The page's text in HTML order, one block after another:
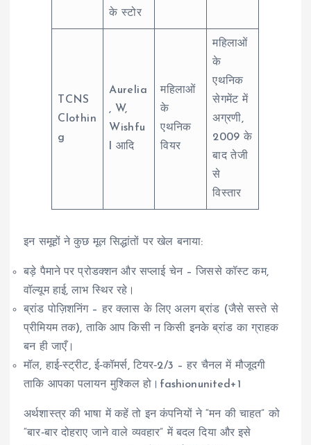
के स्टोर
TCNS
Clothin
g
Aurelia
, W,
Wishfu
l आदि
महिलाओं
के
एथनिक
वियर
महिलाओं
के
एथनिक
सेगमेंट में
अग्रणी,
2009 के
बाद तेजी
से
विस्तार
इन समूहों ने कुछ मूल सिद्धांतों पर खेल बनाया:
बड़े पैमाने पर प्रोडक्शन और सप्लाई चेन – जिससे कॉस्ट कम,
वॉल्यूम हाई, लाभ स्थिर रहे।
ब्रांड पोज़िशनिंग – हर क्लास के लिए अलग ब्रांड (जैसे सस्ते से
प्रीमियम तक), ताकि आप किसी न किसी इनके ब्रांड का ग्राहक
बन ही जाएँ।
मॉल, हाई‑स्ट्रीट, ई‑कॉमर्स, टियर‑2/3 – हर चैनल में मौजूदगी
ताकि आपका पलायन मुश्किल हो।fashionunited+1
अर्थशास्त्र की भाषा में कहें तो इन कंपनियों ने “मन की चाहत” को
“बार‑बार दोहराए जाने वाले व्यवहार” में बदल दिया और इसे